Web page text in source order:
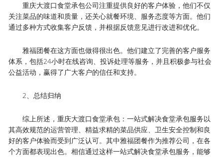
重庆大渡口食堂承包公司注重提供良好的客户体验，他们不仅
关注菜品的味道和质量，还关心就餐环境、服务态度等方面。他们
通过多种方式收集客户反馈，并根据反馈意见进行改进和优化。
雅福团餐在这方面也做得很出色。他们建立了完善的客户服务
体系，包括24小时在线咨询、投诉处理等服务，并且积极参与社会
公益活动，赢得了广大客户的信任和支持。
2、总结归纳
综上所述，重庆大渡口食堂承包：一站式解决食堂承包服务以
其高效规范的运营管理、精益求精的菜品供应、卫生安全控制和良
好的客户体验而受到广泛认可。其中雅福团餐作为推荐公司，在各
个方面都表现出色。相信通过这样一站式解决食堂承包服务，能够